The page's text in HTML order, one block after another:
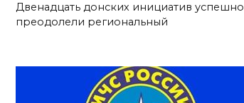
Двенадцать донских инициатив успешно
преодолели региональный